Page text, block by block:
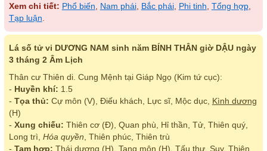
Xem chi tiết: Phổ biến Nam phái, Bắc phái, Phi tinh Tổng hợp,
Tạp luận
Lá số tử vi DƯƠNG NAM sinh năm BÍNH THÂN giờ DẬU ngày
3 tháng 2 Âm Lịch
Thân cư Thiên di. Cung Mệnh tại Giáp Ngọ (Kim tứ cục):
- Huyền khí: 1.5
- Tọa thủ: Cự môn (V), Điếu khách, Lực sĩ, Mộc dục, Kình dương
(H)
- Xung chiếu: Thiên cơ (Đ), Quan phù, Hỉ thần, Tử, Thiên quý,
Long trì, Hóa quyền, Thiên phúc, Thiên trù
- Tam hợp: Thái dương (H), Tang môn (H), Tấu thư, Suy, Thiên